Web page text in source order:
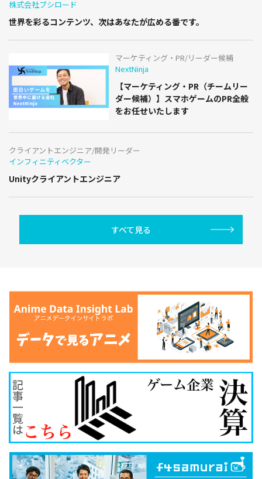
株式会社ブシロード
世界を彩るコンテンツ、次はあなたが広める番です。
マーケティング・PR/リーダー候補
NextNinja
【マーケティング・PR（チームリー
ダー候補）】スマホゲームのPR全般
をお任せいたします
クライアントエンジニア/開発リーダー
インフィニティベクター
Unityクライアントエンジニア
すべて見る